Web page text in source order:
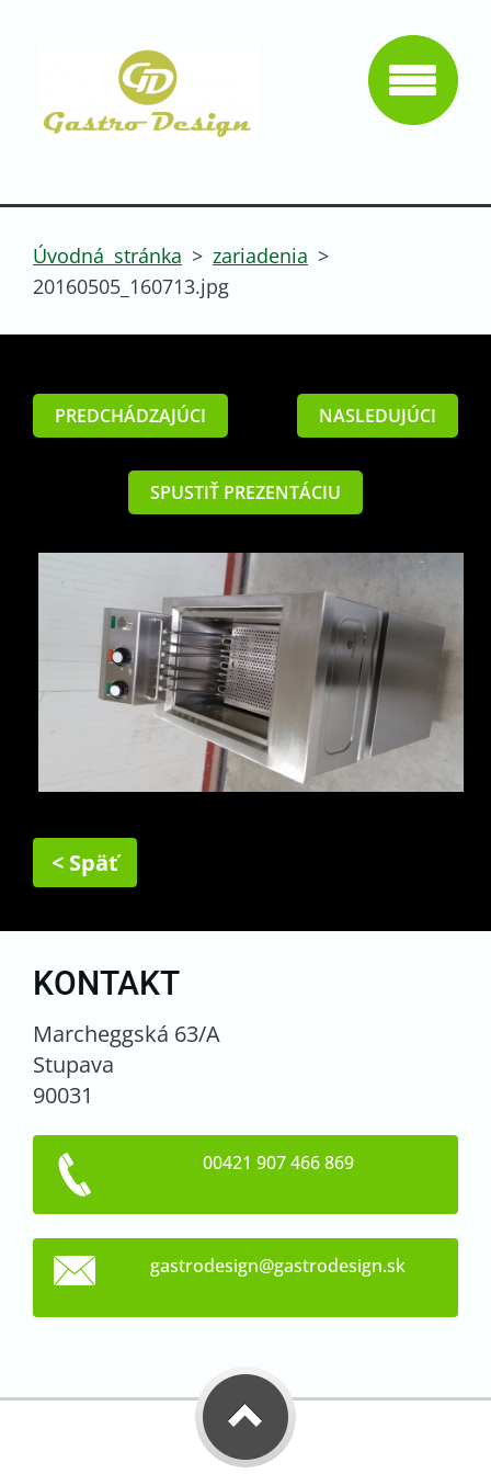
Úvodná stránka > zariadenia >
20160505_160713.jpg
PREDCHÁDZAJÚCI NASLEDUJÚCI
SPUSTIŤ PREZENTÁCIU
< Späť
KONTAKT
Marcheggská 63/A
Stupava
90031
00421 907 466 869
gastrodesign@gastrodesign.sk